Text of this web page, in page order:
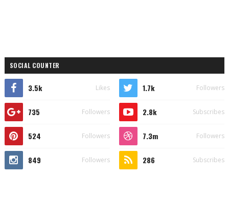
SOCIAL COUNTER
3.5k Likes 1.7k Followers
735 Followers 2.8k Subscribes
524 Followers 7.3m Followers
849 Followers 286 Subscribes